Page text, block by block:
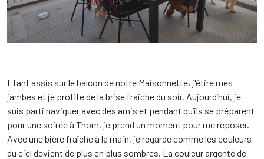
Etant assis sur le balcon de notre Maisonnette, j'étire mes
jambes et je profite de la brise fraiche du soir. Aujourd’hui, je
suis parti naviguer avec des amis et pendant qu’ils se préparent
pour une soirée à Thorn, je prend un moment pour me reposer.
Avec une bière fraîche à la main, je regarde comme les couleurs
du ciel devient de plus en plus sombres. La couleur argenté de